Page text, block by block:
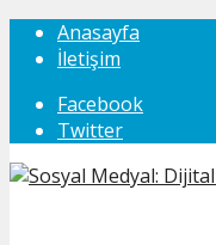
Anasayfa
İletişim
Facebook
Twitter